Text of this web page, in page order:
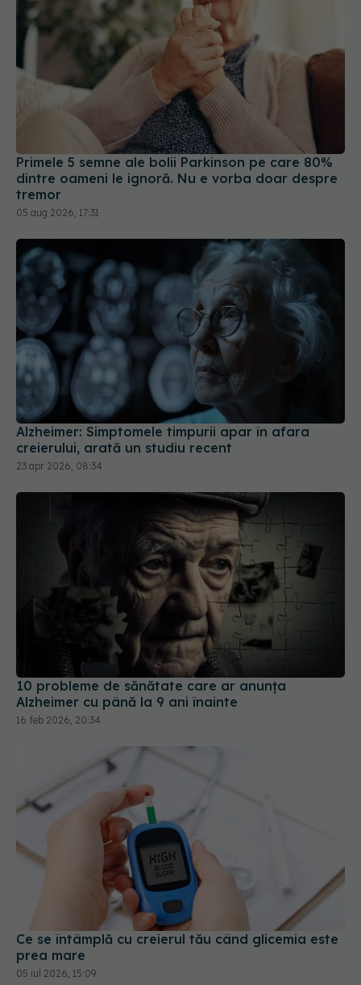
Primele 5 semne ale bolii Parkinson pe care 80%
dintre oameni le ignoră. Nu e vorba doar despre
tremor
05 aug 2026, 17:31
Alzheimer: Simptomele timpurii apar în afara
creierului, arată un studiu recent
23 apr 2026, 08:34
10 probleme de sănătate care ar anunța
Alzheimer cu până la 9 ani înainte
16 feb 2026, 20:34
Ce se întâmplă cu creierul tău când glicemia este
prea mare
05 iul 2026, 15:09